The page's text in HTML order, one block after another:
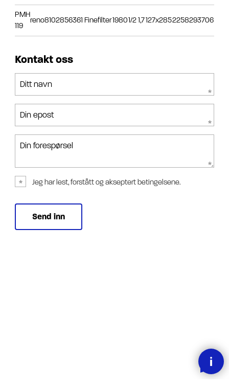
PMH
119
reno8102856361 Finefilter19801/21,7127x2852258293706
Kontakt oss
Ditt navn
Din epost
Din forespørsel
Jeg har lest, forstått og akseptert betingelsene.